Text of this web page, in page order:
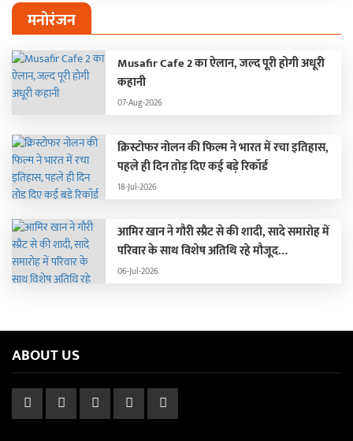
मनोरंजन
Musafir Cafe 2 का ऐलान, जल्द पूरी होगी अधूरी
कहानी
07-Aug-2026
क्रिस्टोफर नोलन की फिल्म ने भारत में रचा इतिहास,
पहले ही दिन तोड़ दिए कई बड़े रिकॉर्ड
18-Jul-2026
आमिर खान ने गौरी स्प्रैट से की शादी, सादे समारोह में
परिवार के साथ विशेष अतिथि रहे मौजूद…
06-Jul-2026
ABOUT US